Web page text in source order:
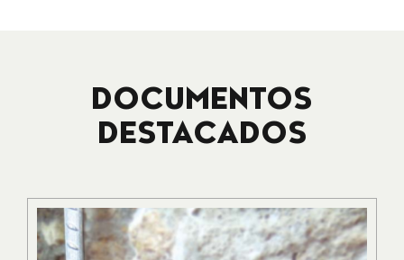
DOCUMENTOS
DESTACADOS